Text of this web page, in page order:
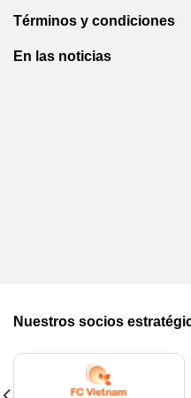
Términos y condiciones
En las noticias
Nuestros socios